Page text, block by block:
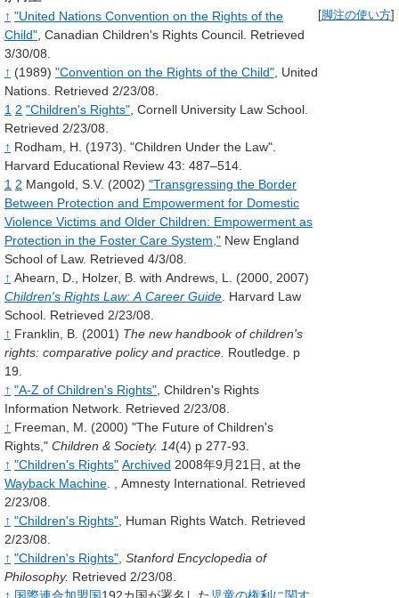
脚注の使い方
↑ "United Nations Convention on the Rights of the
Child", Canadian Children's Rights Council. Retrieved
3/30/08.
↑ (1989) "Convention on the Rights of the Child", United
Nations. Retrieved 2/23/08.
1 2 "Children's Rights", Cornell University Law School.
Retrieved 2/23/08.
↑ Rodham, H. (1973). "Children Under the Law".
Harvard Educational Review 43: 487–514.
1 2 Mangold, S.V. (2002) "Transgressing the Border
Between Protection and Empowerment for Domestic
Violence Victims and Older Children: Empowerment as
Protection in the Foster Care System," New England
School of Law. Retrieved 4/3/08.
↑ Ahearn, D., Holzer, B. with Andrews, L. (2000, 2007)
Children's Rights Law: A Career Guide. Harvard Law
School. Retrieved 2/23/08.
↑ Franklin, B. (2001) The new handbook of children's
rights: comparative policy and practice. Routledge. p
19.
↑ "A-Z of Children's Rights", Children's Rights
Information Network. Retrieved 2/23/08.
↑ Freeman, M. (2000) "The Future of Children's
Rights," Children & Society. 14(4) p 277-93.
↑ "Children's Rights" Archived 2008年9月21日, at the
Wayback Machine. , Amnesty International. Retrieved
2/23/08.
↑ "Children's Rights", Human Rights Watch. Retrieved
2/23/08.
↑ "Children's Rights", Stanford Encyclopedia of
Philosophy. Retrieved 2/23/08.